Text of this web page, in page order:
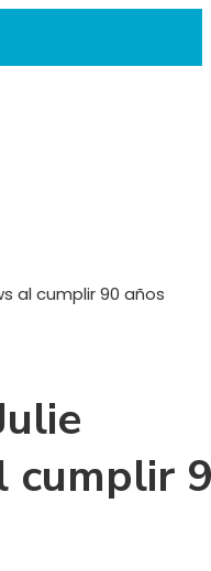
al cumplir 90 años
cumplir